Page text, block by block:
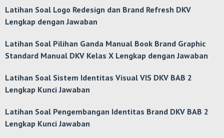
Latihan Soal Logo Redesign dan Brand Refresh DKV
Lengkap dengan Jawaban
Latihan Soal Pilihan Ganda Manual Book Brand Graphic
Standard Manual DKV Kelas X Lengkap dengan Jawaban
Latihan Soal Sistem Identitas Visual VIS DKV BAB 2
Lengkap Kunci Jawaban
Latihan Soal Pengembangan Identitas Brand DKV BAB 2
Lengkap Kunci Jawaban